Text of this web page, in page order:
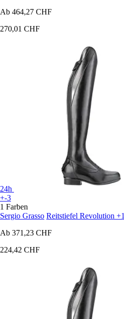
Ab 464,27 CHF
270,01 CHF
24h
+-3
1 Farben
Sergio Grasso Reitstiefel Revolution +1
Ab 371,23 CHF
224,42 CHF